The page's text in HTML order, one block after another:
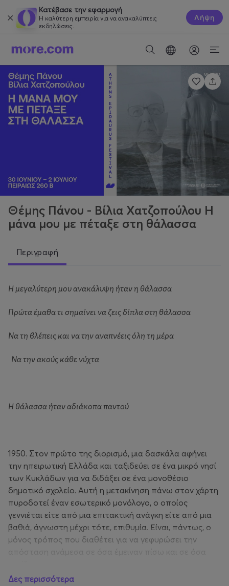
Κατέβασε την εφαρμογή
Η καλύτερη εμπειρία για να ανακαλύπτεις
εκδηλώσεις.
Λήψη
Θέμης Πάνου - Βίλια Χατζοπούλου Η
μάνα μου με πέταξε στη θάλασσα
Περιγραφή
Η μεγαλύτερη μου ανακάλυψη ήταν η θάλασσα
Πρώτα έμαθα τι σημαίνει να ζεις δίπλα στη θάλασσα
Να τη βλέπεις και να την αναπνέεις όλη τη μέρα
Να την ακούς κάθε νύχτα
Η θάλασσα ήταν αδιάκοπα παντού
1950. Στον πρώτο της διορισμό, μια δασκάλα αφήνει
την ηπειρωτική Ελλάδα και ταξιδεύει σε ένα μικρό νησί
των Κυκλάδων για να διδάξει σε ένα μονοθέσιο
δημοτικό σχολείο. Αυτή η μετακίνηση πάνω στον χάρτη
πυροδοτεί έναν εσωτερικό μονόλογο, ο οποίος
γεννιέται είτε από μια επιτακτική ανάγκη είτε από μια
βαθιά, άγνωστη μέχρι τότε, επιθυμία. Είναι, πάντως, ο
μόνος τρόπος που διαθέτει για να γεφυρώσει την
απόσταση ανάμεσα σε όσα έμειναν πίσω και σε όσα
Δες περισσότερα